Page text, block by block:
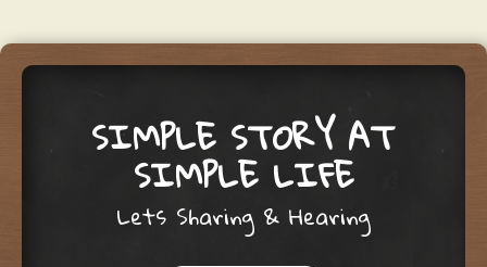
SIMPLE STORY AT
SIMPLE LIFE
Lets Sharing & Hearing